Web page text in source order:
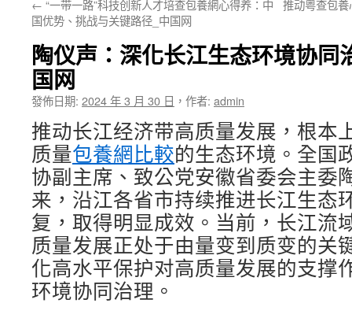
← “一带一路”科技创新人才培查包養網心得养：中
国优势、挑战与关键路径_中国网
推动粤查包
陶仪声：深化长江生态环境协同
国网
發佈日期: 2024 年 3 月 30 日 ， 作者: admin
推动长江经济带高质量发展，根本
质量包養網比較的生态环境。全国
协副主席、致公党安徽省委会主委
来，沿江各省市持续推进长江生态
复，取得明显成效。当前，长江流
质量发展正处于由量变到质变的关
化高水平保护对高质量发展的支撑
环境协同治理。